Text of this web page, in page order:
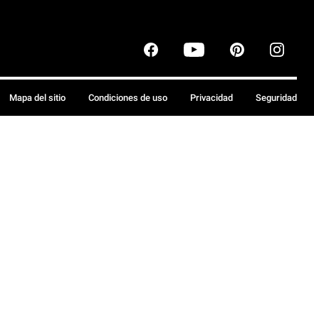
Mapa del sitio Condiciones de uso Privacidad Seguridad